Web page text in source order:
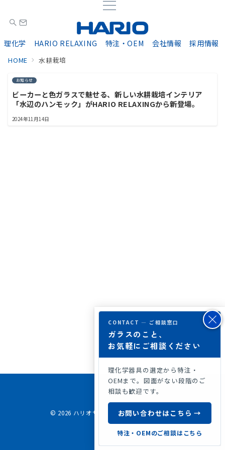
理化学 HARIO RELAXING 特注・OEM 会社情報 採用情報
HOME 水耕栽培
お知らせ
ビーカーと色ガラスで魅せる、新しい水耕栽培インテリア
「水辺のハンモック」がHARIO RELAXINGから新登場。
2024年11月14日
© 2026 ハリオサイエンス公式ホームページ
CONTACT — ご相談窓口
ガラスのこと、
お気軽にご相談ください
理化学器具の選定から特注・
OEMまで。図面がない段階のご
相談も歓迎です。
お問い合わせはこちら →
特注・OEMのご相談はこちら